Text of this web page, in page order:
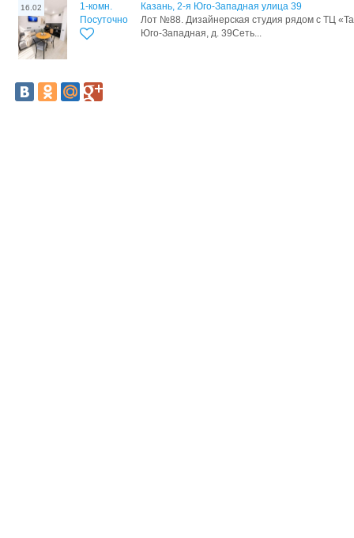
16.02
1-комн.
Посуточно
Казань, 2-я Юго-Западная улица 39
Лот №88. Дизайнерская студия рядом с ТЦ
Юго-Западная, д. 39Сеть...